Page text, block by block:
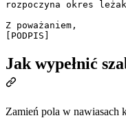
rozpoczyna okres
Z poważaniem,
Jak wypełnić
Zamień pola w nawiasach